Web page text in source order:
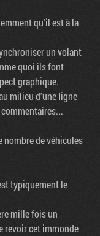
qu'il est à la
un volant
quoi ils font
graphique.
milieu d'une ligne
commentaires...
nombre de véhicules
typiquement le
mille fois un
revoir cet immonde